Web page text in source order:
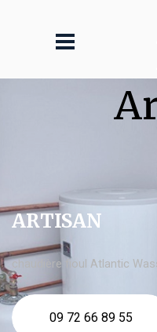
ARTISAN
chaudière fioul Atlantic
09 72 66 89 55